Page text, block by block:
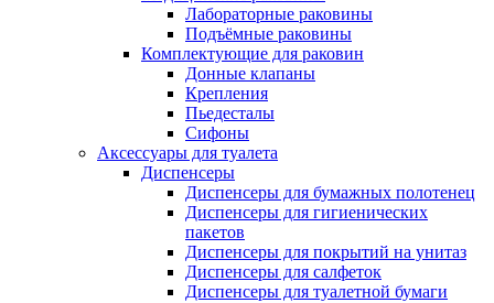
Лабораторные раковины
Подъёмные раковины
Комплектующие для раковин
Донные клапаны
Крепления
Пьедесталы
Сифоны
Аксессуары для туалета
Диспенсеры
Диспенсеры для бумажных полотенец
Диспенсеры для гигиенических
пакетов
Диспенсеры для покрытий на унитаз
Диспенсеры для салфеток
Диспенсеры для туалетной бумаги